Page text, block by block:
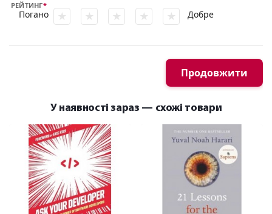
РЕЙТИНГ
Погано Добре
Продовжити
У наявності зараз — схожі товари